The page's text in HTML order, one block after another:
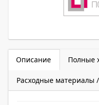
Описание Полные
Расходные материалы